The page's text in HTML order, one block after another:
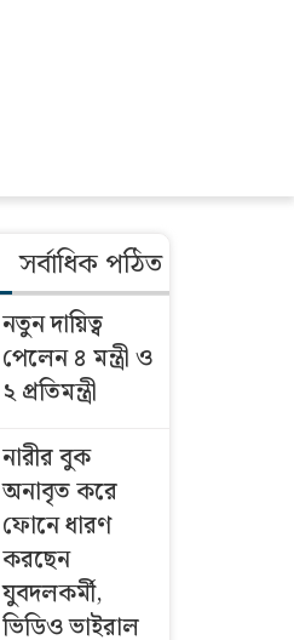
সর্বাধিক পঠিত
নতুন দায়িত্ব
পেলেন ৪ মন্ত্রী ও
২ প্রতিমন্ত্রী
নারীর বুক
অনাবৃত করে
ফোনে ধারণ
করছেন
যুবদলকর্মী,
ভিডিও ভাইরাল